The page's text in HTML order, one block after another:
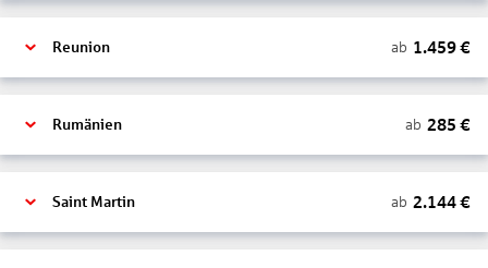
Reunion ab 1.459€
Rumänien ab 285 €
Saint Martin ab 2.144€